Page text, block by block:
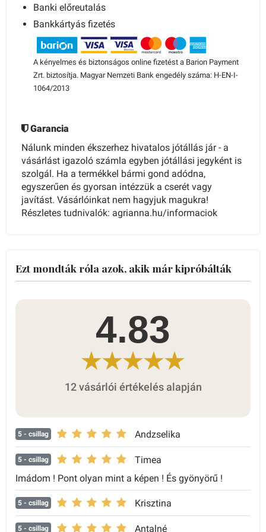
Banki előreutalás
Bankkártyás fizetés
A kényelmes és biztonságos online fizetést a Barion Payment
Zrt. biztosítja. Magyar Nemzeti Bank engedély száma: H-EN-I-
1064/2013
Garancia
Nálunk minden ékszerhez hivatalos jótállás jár - a
vásárlást igazoló számla egyben jótállási jegyként is
szolgál. Ha a termékkel bármi gond adódna,
egyszerűen és gyorsan intézzük a cserét vagy
javítást. Vásárlóinkat nem hagyjuk magukra!
Részletes tudnivalók: agrianna.hu/informaciok
Ezt mondták róla azok, akik már kipróbálták
4.83
12 vásárlói értékelés alapján
5 - csillag Andzselika
5 - csillag
Timea
Imádom ! Pont olyan mint a képen ! És gyönyörű !
5 - csillag Krisztina
5 - csillag Antalné